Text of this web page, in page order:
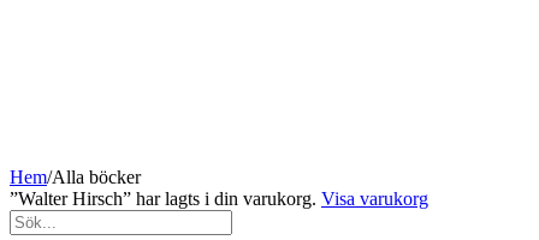
Hem/Alla böcker
”Walter Hirsch” har lagts i din varukorg. Visa varukorg